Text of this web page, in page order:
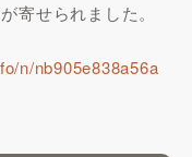
寄せられました。
n/nb905e838a56a